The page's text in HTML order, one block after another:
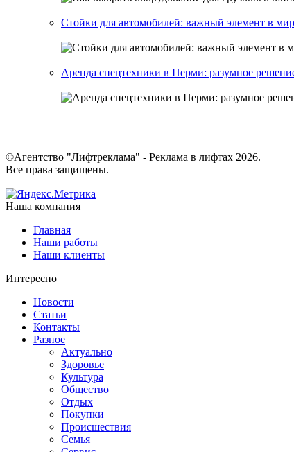
Стойки для автомобилей: важный элемент в
Аренда спецтехники в Перми: разумное
©Агентство "Лифтреклама" - Реклама в лифтах 2026.
Все права защищены.
Наша компания
Главная
Наши работы
Наши клиенты
Интересно
Новости
Статьи
Контакты
Разное
Актуально
Здоровье
Культура
Общество
Отдых
Покупки
Происшествия
Семья